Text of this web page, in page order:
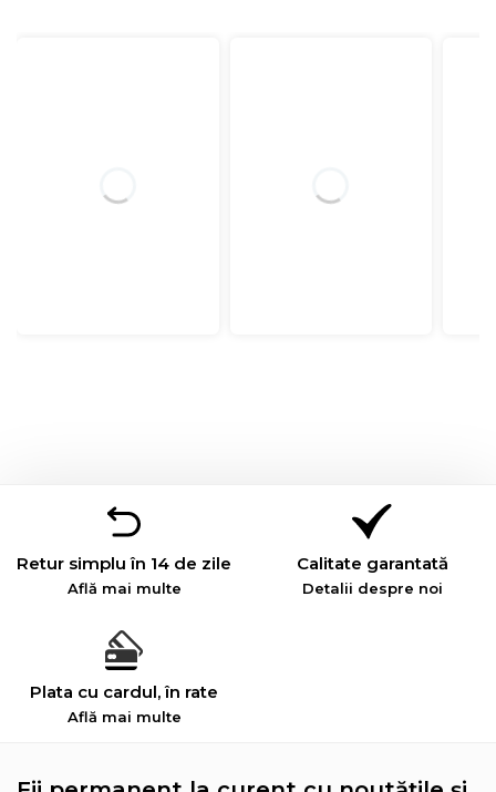
Retur simplu în 14 de zile
Află mai multe
Calitate garantată
Detalii despre noi
Plata cu cardul, în rate
Află mai multe